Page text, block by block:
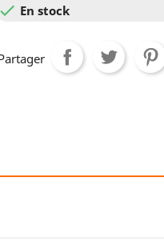
 En stock